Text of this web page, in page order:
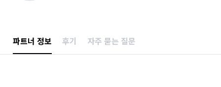
파트너 정보 후기 자주 묻는 질문